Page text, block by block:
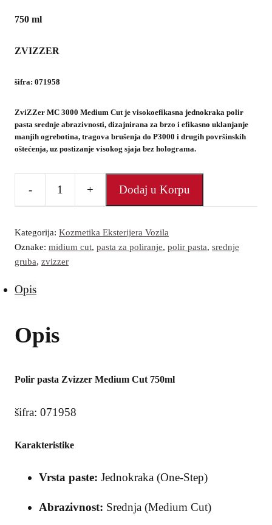
750 ml
ZVIZZER
šifra: 071958
ZviZZer MC 3000 Medium Cut je visokoefikasna jednokraka polir
pasta srednje abrazivnosti, dizajnirana za brzo i efikasno uklanjanje
manjih ogrebotina, tragova brušenja do P3000 i drugih površinskih
oštećenja, uz postizanje visokog sjaja bez holograma.
-
количина
+ Dodaj u Korpu
Kategorija: Kozmetika Eksterijera Vozila
Oznake: midium cut, pasta za poliranje, polir pasta, srednje
gruba, zvizzer
Opis
Opis
Polir pasta Zvizzer Medium Cut 750ml
šifra: 071958
Karakteristike
Vrsta paste: Jednokraka (One-Step)
Abrazivnost: Srednja (Medium Cut)